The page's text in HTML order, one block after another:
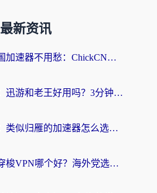
最新资讯
海外党选回国加速器不用愁：ChickCN和洞见哪个好？一篇搞定所有疑问
海外党必看：迅游和老王好用吗？3分钟选对加速国内网络的加速器
海外党必看：类似归雁的加速器怎么选？一篇搞定无缝访问国内资源
斧牛和极速穿梭VPN哪个好？海外党选回国加速器必看的真实对比与避坑指南